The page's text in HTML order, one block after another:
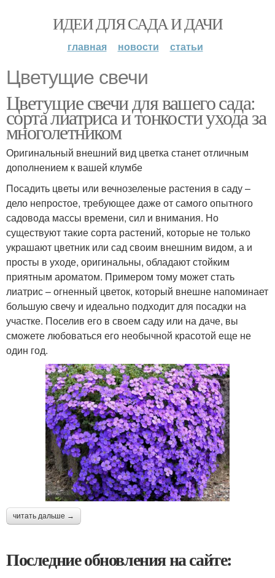
ИДЕИ ДЛЯ САДА И ДАЧИ
главная новости статьи
Цветущие свечи
Цветущие свечи для вашего сада:
сорта лиатриса и тонкости ухода за
многолетником
Оригинальный внешний вид цветка станет отличным
дополнением к вашей клумбе
Посадить цветы или вечнозеленые растения в саду –
дело непростое, требующее даже от самого опытного
садовода массы времени, сил и внимания. Но
существуют такие сорта растений, которые не только
украшают цветник или сад своим внешним видом, а и
просты в уходе, оригинальны, обладают стойким
приятным ароматом. Примером тому может стать
лиатрис – огненный цветок, который внешне напоминает
большую свечу и идеально подходит для посадки на
участке. Поселив его в своем саду или на даче, вы
сможете любоваться его необычной красотой еще не
один год.
читать дальше →
Последние обновления на сайте: